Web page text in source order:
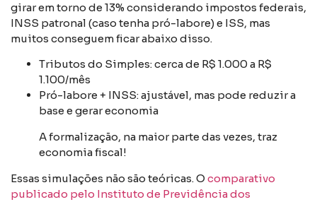
girar em torno de 13% considerando impostos federais,
INSS patronal (caso tenha pró-labore) e ISS, mas
muitos conseguem ficar abaixo disso.
Tributos do Simples: cerca de R$ 1.000 a R$
1.100/mês
Pró-labore + INSS: ajustável, mas pode reduzir a
base e gerar economia
A formalização, na maior parte das vezes, traz
economia fiscal!
Essas simulações não são teóricas. Ocomparativo
publicado pelo Instituto de Previdência dos